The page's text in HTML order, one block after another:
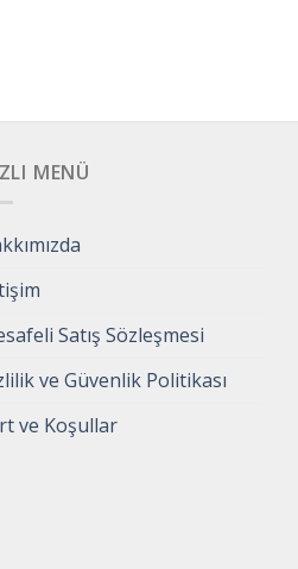
MENÜ
Satış Sözleşmesi
ve Güvenlik Politikası
ve Koşullar